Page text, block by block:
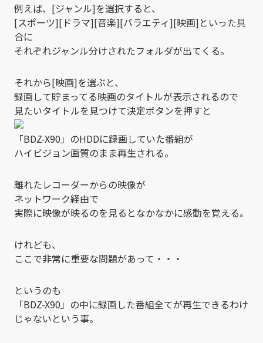
例えば、[ジャンル]を選択すると、
[スポーツ][ドラマ][音楽][バラエティ][映画]といった具
合に
それぞれジャンル分けされたフォルダが出てくる。
それから[映画]を選ぶと、
録画して貯まってる映画のタイトルが表示されるので
見たいタイトルを見つけて決定ボタンを押すと
「BDZ-X90」のHDDに録画していた番組が
ハイビジョン画質のまま再生される。
離れたレコーダーからの映像が
ネットワーク経由で
実際に映像が映るのを見るとなかなかに感動を覚える。
けれども、
ここで非常に重要な問題があって・・・
というのも
「BDZ-X90」の中に録画した番組全てが再生できるわけ
じゃないという事。